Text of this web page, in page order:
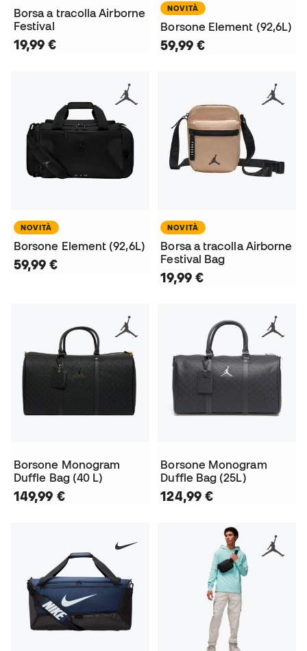
Borsa a tracolla Airborne
Festival
19,99 €
NOVITÀ
Borsone Element (92,6L)
59,99 €
NOVITÀ
Borsone Element (92,6L)
59,99 €
NOVITÀ
Borsa a tracolla Airborne
Festival Bag
19,99 €
Borsone Monogram
Duffle Bag (40 L)
149,99 €
Borsone Monogram
Duffle Bag (25L)
124,99 €